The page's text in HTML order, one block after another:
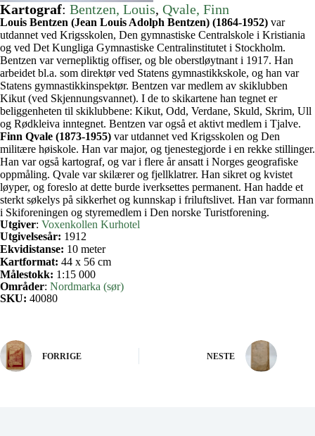
Kartograf: Bentzen, Louis, Qvale, Finn
Louis Bentzen (Jean Louis Adolph Bentzen) (1864-1952) var
utdannet ved Krigsskolen, Den gymnastiske Centralskole i Kristiania
og ved Det Kungliga Gymnastiske Centralinstitutet i Stockholm.
Bentzen var vernepliktig offiser, og ble oberstløytnant i 1917. Han
arbeidet bl.a. som direktør ved Statens gymnastikkskole, og han var
Statens gymnastikkinspektør. Bentzen var medlem av skiklubben
Kikut (ved Skjennungsvannet). I de to skikartene han tegnet er
beliggenheten til skiklubbene: Kikut, Odd, Verdane, Skuld, Skrim, Ull
og Rødkleiva inntegnet. Bentzen var også et aktivt medlem i Tjalve.
Finn Qvale (1873-1955) var utdannet ved Krigsskolen og Den
militære høiskole. Han var major, og tjenestegjorde i en rekke stillinger.
Han var også kartograf, og var i flere år ansatt i Norges geografiske
oppmåling. Qvale var skilærer og fjellklatrer. Han sikret og kvistet
løyper, og foreslo at dette burde iverksettes permanent. Han hadde et
sterkt søkelys på sikkerhet og kunnskap i friluftslivet. Han var formann
i Skiforeningen og styremedlem i Den norske Turistforening.
Utgiver: Voxenkollen Kurhotel
Utgivelsesår: 1912
Ekvidistanse: 10 meter
Kartformat: 44 x 56 cm
Målestokk: 1:15 000
Områder: Nordmarka (sør)
SKU: 40080
FORRIGE NESTE